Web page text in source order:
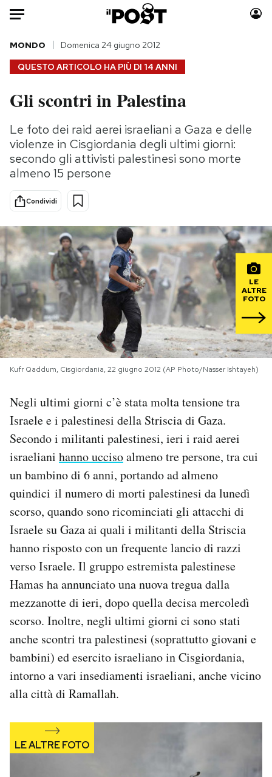
Auto
HOME
Italia
Politica
Tecnologia
Internet
Scienza
Cultura
Economia
Sport
Moda
Consumismi
Storie/Idee
Altrecose
Mondiali calcio 2026
PODCAST
NEWSLETTER
I MIEI PREFERITI
SHOP
CALENDARIO
AREA PERSONALE
Notifiche mobile
Regala il Post
Hai bisogno di aiuto?
Esci
QUESTO ARTICOLO HA PIÙ DI 14 ANNI
MONDO Domenica 24 giugno 2012
Gli scontri in Palestina
Le foto dei raid aerei israeliani a Gaza e delle
violenze in Cisgiordania degli ultimi giorni:
secondo gli attivisti palestinesi sono morte
almeno 15 persone
Condividi
LE
ALTRE
FOTO
Kufr Qaddum, Cisgiordania, 22 giugno 2012 (AP Photo/Nasser Ishtayeh)
Negli ultimi giorni c’è stata molta tensione tra
Israele e i palestinesi della Striscia di Gaza.
Secondo i militanti palestinesi, ieri i raid aerei
israeliani hanno uccisoalmeno tre persone, tra cui
un bambino di 6 anni, portando ad almeno
quindici il numero di morti palestinesi da lunedì
scorso, quando sono ricominciati gli attacchi di
Israele su Gaza ai quali i militanti della Striscia
hanno risposto con un frequente lancio di razzi
verso Israele. Il gruppo estremista palestinese
Hamas ha annunciato una nuova tregua dalla
mezzanotte di ieri, dopo quella decisa mercoledì
scorso. Inoltre, negli ultimi giorni ci sono stati
anche scontri tra palestinesi (soprattutto giovani e
bambini) ed esercito israeliano in Cisgiordania,
intorno a vari insediamenti israeliani, anche vicino
alla città di Ramallah.